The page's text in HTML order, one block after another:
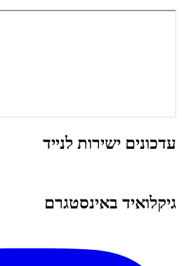
עדכונים ישירות לנייד
גיקלואיד באינסטגרם